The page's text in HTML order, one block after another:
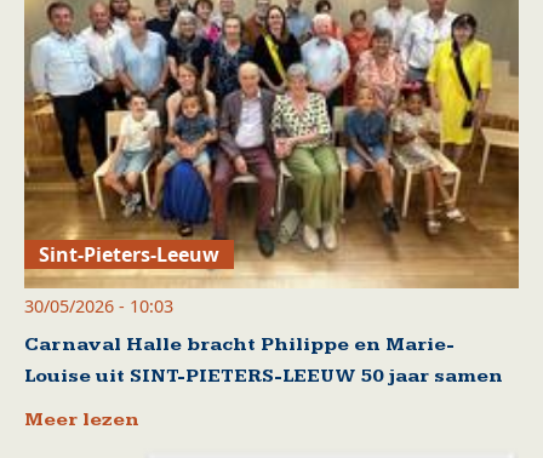
Sint-Pieters-Leeuw
30/05/2026 - 10:03
Carnaval Halle bracht Philippe en Marie-
Louise uit SINT-PIETERS-LEEUW 50 jaar samen
Meer lezen